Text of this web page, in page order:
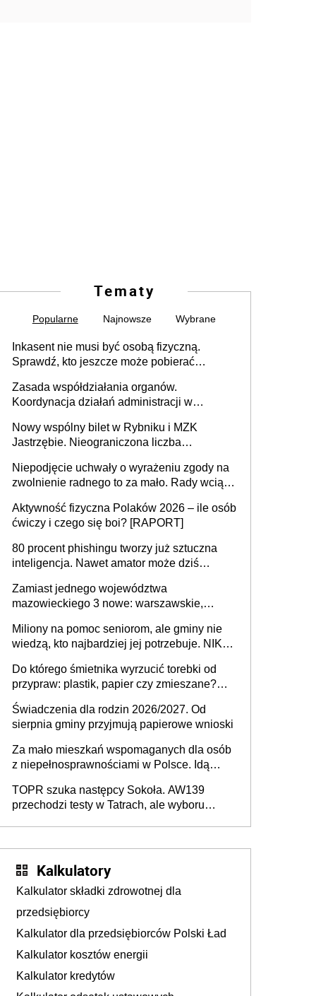
Tematy
Popularne Najnowsze Wybrane
Inkasent nie musi być osobą fizyczną.
Sprawdź, kto jeszcze może pobierać
Zasada współdziałania organów.
Koordynacja działań administracji w
Nowy wspólny bilet w Rybniku i MZK
Jastrzębie. Nieograniczona liczba
Niepodjęcie uchwały o wyrażeniu zgody na
zwolnienie radnego to za mało. Rady wciąż
rozstrzygać sprawy
Aktywność fizyczna Polaków 2026 – ile osób
ćwiczy i czego się boi? [RAPORT]
80 procent phishingu tworzy już sztuczna
inteligencja. Nawet amator może dziś
Zamiast jednego województwa
mazowieckiego 3 nowe: warszawskie,
Europie nie ma tak dużych jednostek
stołecznych
Miliony na pomoc seniorom, ale gminy nie
wiedzą, kto najbardziej jej potrzebuje. NIK
Do którego śmietnika wyrzucić torebki od
przypraw: plastik, papier czy zmieszane?
Świadczenia dla rodzin 2026/2027. Od
sierpnia gminy przyjmują papierowe wnioski
Za mało mieszkań wspomaganych dla osób
z niepełnosprawnościami w Polsce. Idą
TOPR szuka następcy Sokoła. AW139
przechodzi testy w Tatrach, ale wyboru
Kalkulatory
Kalkulator składki zdrowotnej dla
przedsiębiorcy
Kalkulator dla przedsiębiorców Polski Ład
Kalkulator kosztów energii
Kalkulator kredytów